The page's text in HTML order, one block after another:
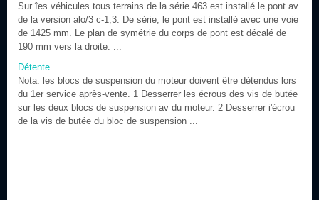
Sur îes véhicules tous terrains de la série 463 est installé le pont av
de la version alo/3 c-1,3. De série, le pont est installé avec une voie
de 1425 mm. Le plan de symétrie du corps de pont est décalé de
190 mm vers la droite. ...
Détente
Nota: les blocs de suspension du moteur doivent être détendus lors
du 1er service après-vente. 1 Desserrer les écrous des vis de butée
sur les deux blocs de suspension av du moteur. 2 Desserrer i'écrou
de la vis de butée du bloc de suspension ...